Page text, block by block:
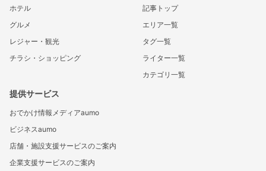
ホテル
グルメ
レジャー・観光
チラシ・ショッピング
記事トップ
エリア一覧
タグ一覧
ライター一覧
カテゴリ一覧
提供サービス
おでかけ情報メディアaumo
ビジネスaumo
店舗・施設支援サービスのご案内
企業支援サービスのご案内